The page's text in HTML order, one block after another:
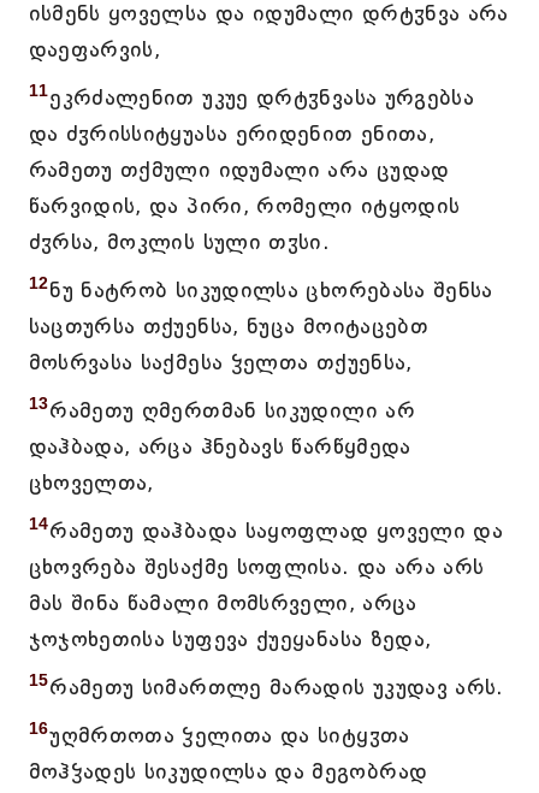
ისმენს ყოველსა და იდუმალი დრტჳნვა არა
დაეფარვის,
11ეკრძალენით უკუე დრტჳნვასა ურგებსა
და ძჳრისსიტყუასა ერიდენით ენითა,
რამეთუ თქმული იდუმალი არა ცუდად
წარვიდის, და პირი, რომელი იტყოდის
ძჳრსა, მოკლის სული თჳსი.
12ნუ ნატრობ სიკუდილსა ცხორებასა შენსა
საცთურსა თქუენსა, ნუცა მოიტაცებთ
მოსრვასა საქმესა ჴელთა თქუენსა,
13რამეთუ ღმერთმან სიკუდილი არ
დაჰბადა, არცა ჰნებავს წარწყმედა
ცხოველთა,
14რამეთუ დაჰბადა საყოფლად ყოველი და
ცხოვრება შესაქმე სოფლისა. და არა არს
მას შინა წამალი მომსრველი, არცა
ჯოჯოხეთისა სუფევა ქუეყანასა ზედა,
15რამეთუ სიმართლე მარადის უკუდავ არს.
16უღმრთოთა ჴელითა და სიტყჳთა
მოჰჴადეს სიკუდილსა და მეგობრად